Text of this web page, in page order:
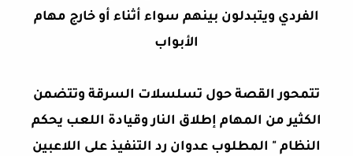
الفردي ويتبدلون بينهم سواء أثناء أو خارج مهام
الأبواب
تتمحور القصة حول تسلسلات السرقة وتتضمن
الكثير من المهام إطلاق النار وقيادة اللعب يحكم
النظام " المطلوب عدوان رد التنفيذ على اللاعبين